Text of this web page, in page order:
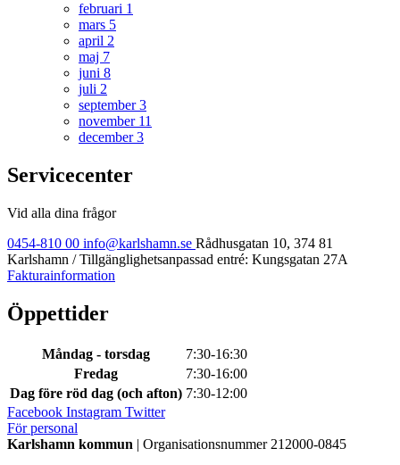
februari 1
mars 5
april 2
maj 7
juni 8
juli 2
september3
november 11
december3
Servicecenter
Vid alla dina frågor
0454-810 00 info@karlshamn.se Rådhusgatan 10, 374 81
Karlshamn / Tillgänglighetsanpassad entré: Kungsgatan 27A
Fakturainformation
Öppettider
Måndag - torsdag
7:30-16:30
Fredag
7:30-16:00
Dag före röd dag (och afton) 7:30-12:00
Facebook Instagram Twitter
För personal
Karlshamn kommun | Organisationsnummer 212000-0845